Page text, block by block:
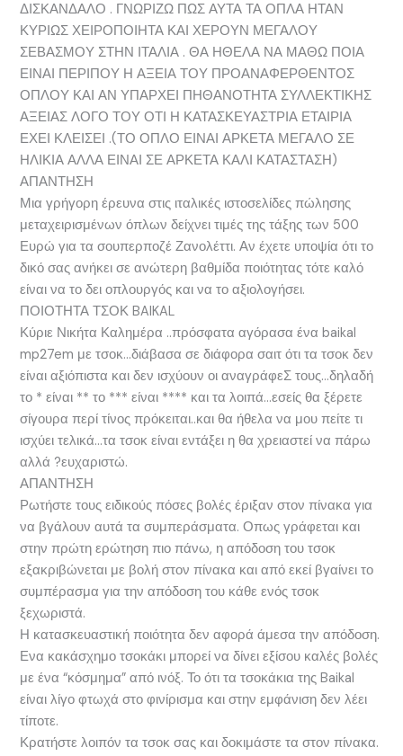
ΔΙΣΚΑΝΔΑΛΟ . ΓΝΩΡΙΖΩ ΠΩΣ ΑΥΤΑ ΤΑ ΟΠΛΑ ΗΤΑΝ
ΚΥΡΙΩΣ ΧΕΙΡΟΠΟΙΗΤΑ ΚΑΙ ΧΕΡΟΥΝ ΜΕΓΑΛΟΥ
ΣΕΒΑΣΜΟΥ ΣΤΗΝ ΙΤΑΛΙΑ . ΘΑ ΗΘΕΛΑ ΝΑ ΜΑΘΩ ΠΟΙΑ
ΕΙΝΑΙ ΠΕΡΙΠΟΥ Η ΑΞΕΙΑ ΤΟΥ ΠΡΟΑΝΑΦΕΡΘΕΝΤΟΣ
ΟΠΛΟΥ ΚΑΙ ΑΝ ΥΠΑΡΧΕΙ ΠΗΘΑΝΟΤΗΤΑ ΣΥΛΛΕΚΤΙΚΗΣ
ΑΞΕΙΑΣ ΛΟΓΟ ΤΟΥ ΟΤΙ Η ΚΑΤΑΣΚΕΥΑΣΤΡΙΑ ΕΤΑΙΡΙΑ
ΕΧΕΙ ΚΛΕΙΣΕΙ .(ΤΟ ΟΠΛΟ ΕΙΝΑΙ ΑΡΚΕΤΑ ΜΕΓΑΛΟ ΣΕ
ΗΛΙΚΙΑ ΑΛΛΑ ΕΙΝΑΙ ΣΕ ΑΡΚΕΤΑ ΚΑΛΙ ΚΑΤΑΣΤΑΣΗ)
ΑΠΑΝΤΗΣΗ
Μια γρήγορη έρευνα στις ιταλικές ιστοσελίδες πώλησης
μεταχειρισμένων όπλων δείχνει τιμές της τάξης των 500
Ευρώ για τα σουπερποζέ Ζανολέττι. Αν έχετε υποψία ότι το
δικό σας ανήκει σε ανώτερη βαθμίδα ποιότητας τότε καλό
είναι να το δει οπλουργός και να το αξιολογήσει.
ΠΟΙΟΤΗΤΑ ΤΣΟΚ BAIKAL
Κύριε Νικήτα Καλημέρα ..πρόσφατα αγόρασα ένα baikal
mp27em με τσοκ…διάβασα σε διάφορα σαιτ ότι τα τσοκ δεν
είναι αξιόπιστα και δεν ισχύουν οι αναγράφεΣ τους…δηλαδή
το * είναι ** το *** είναι **** και τα λοιπά…εσείς θα ξέρετε
σίγουρα περί τίνος πρόκειται..και θα ήθελα να μου πείτε τι
ισχύει τελικά…τα τσοκ είναι εντάξει η θα χρειαστεί να πάρω
αλλά ?ευχαριστώ.
ΑΠΑΝΤΗΣΗ
Ρωτήστε τους ειδικούς πόσες βολές έριξαν στον πίνακα για
να βγάλουν αυτά τα συμπεράσματα. Οπως γράφεται και
στην πρώτη ερώτηση πιο πάνω, η απόδοση του τσοκ
εξακριβώνεται με βολή στον πίνακα και από εκεί βγαίνει το
συμπέρασμα για την απόδοση του κάθε ενός τσοκ
ξεχωριστά.
Η κατασκευαστική ποιότητα δεν αφορά άμεσα την απόδοση.
Ενα κακάσχημο τσοκάκι μπορεί να δίνει εξίσου καλές βολές
με ένα “κόσμημα” από ινόξ. Το ότι τα τσοκάκια της Baikal
είναι λίγο φτωχά στο φινίρισμα και στην εμφάνιση δεν λέει
τίποτε.
Κρατήστε λοιπόν τα τσοκ σας και δοκιμάστε τα στον πίνακα.